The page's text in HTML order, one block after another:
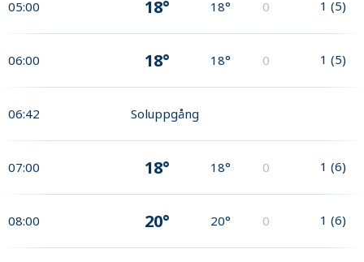
05:00 18° 18° 0 1 (5)
06:00 18° 18° 0 1 (5)
06:42 Soluppgång
07:00 18° 18° 0 1 (6)
08:00 20° 20° 0 1 (6)